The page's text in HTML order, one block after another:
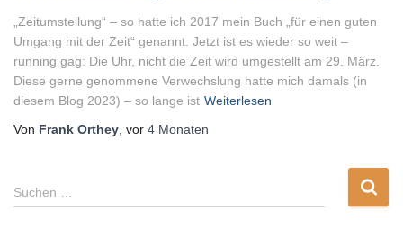
„Zeitumstellung“ – so hatte ich 2017 mein Buch „für einen guten
Umgang mit der Zeit“ genannt. Jetzt ist es wieder so weit –
running gag: Die Uhr, nicht die Zeit wird umgestellt am 29. März.
Diese gerne genommene Verwechslung hatte mich damals (in
diesem Blog 2023) – so lange ist Weiterlesen
Von Frank Orthey , vor 4 Monaten
S
u
Suchen …